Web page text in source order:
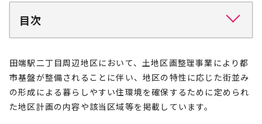
目次
田端駅二丁目周辺地区において、土地区画整理事業により都
市基盤が整備されることに伴い、地区の特性に応じた街並み
の形成による暮らしやすい住環境を確保するために定められ
た地区計画の内容や該当区域等を掲載しています。